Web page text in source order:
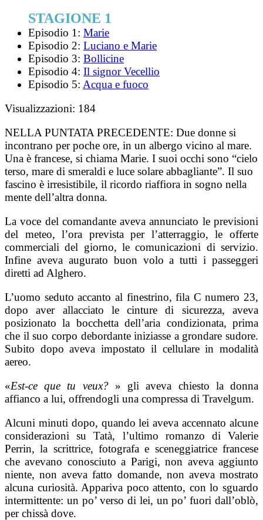
STAGIONE 1
Episodio 1: Marie
Episodio 2: Luciano e Marie
Episodio 3: Bollicine
Episodio 4: Il signor Vecellio
Episodio 5: Acqua e fuoco
Visualizzazioni: 184
NELLA PUNTATA PRECEDENTE: Due donne si
incontrano per poche ore, in un albergo vicino al mare.
Una è francese, si chiama Marie. I suoi occhi sono “cielo
terso, mare di smeraldi e luce solare abbagliante”. Il suo
fascino è irresistibile, il ricordo riaffiora in sogno nella
mente dell’altra donna.
La voce del comandante aveva annunciato le previsioni
del meteo, l’ora prevista per l’atterraggio, le offerte
commerciali del giorno, le comunicazioni di servizio.
Infine aveva augurato buon volo a tutti i passeggeri
diretti ad Alghero.
L’uomo seduto accanto al finestrino, fila C numero 23,
dopo aver allacciato le cinture di sicurezza, aveva
posizionato la bocchetta dell’aria condizionata, prima
che il suo corpo debordante iniziasse a grondare sudore.
Subito dopo aveva impostato il cellulare in modalità
aereo.
«Est-ce que tu veux?» gli aveva chiesto la donna
affianco a lui, offrendogli una compressa di Travelgum.
Alcuni minuti dopo, quando lei aveva accennato alcune
considerazioni su Tatà, l’ultimo romanzo di Valerie
Perrin, la scrittrice, fotografa e sceneggiatrice francese
che avevano conosciuto a Parigi, non aveva aggiunto
niente, non aveva fatto domande, non aveva mostrato
alcuna curiosità. Appariva poco attento, con lo sguardo
intermittente: un po’ verso di lei, un po’ fuori dall’oblò,
per chissà dove.